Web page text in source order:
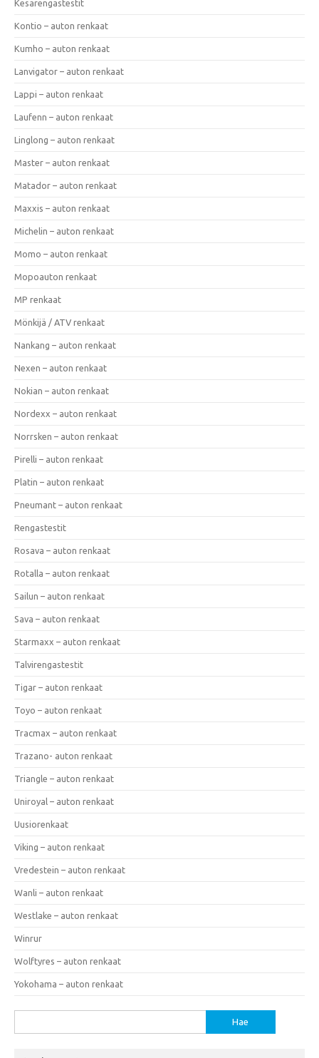
Kesärengastestit
Kontio – auton renkaat
Kumho – auton renkaat
Lanvigator – auton renkaat
Lappi – auton renkaat
Laufenn – auton renkaat
Linglong – auton renkaat
Master – auton renkaat
Matador – auton renkaat
Maxxis – auton renkaat
Michelin – auton renkaat
Momo – auton renkaat
Mopoauton renkaat
MP renkaat
Mönkijä / ATV renkaat
Nankang – auton renkaat
Nexen – auton renkaat
Nokian – auton renkaat
Nordexx – auton renkaat
Norrsken – auton renkaat
Pirelli – auton renkaat
Platin – auton renkaat
Pneumant – auton renkaat
Rengastestit
Rosava – auton renkaat
Rotalla – auton renkaat
Sailun – auton renkaat
Sava – auton renkaat
Starmaxx – auton renkaat
Talvirengastestit
Tigar – auton renkaat
Toyo – auton renkaat
Tracmax – auton renkaat
Trazano- auton renkaat
Triangle – auton renkaat
Uniroyal – auton renkaat
Uusiorenkaat
Viking – auton renkaat
Vredestein – auton renkaat
Wanli – auton renkaat
Westlake – auton renkaat
Winrur
Wolftyres – auton renkaat
Yokohama – auton renkaat